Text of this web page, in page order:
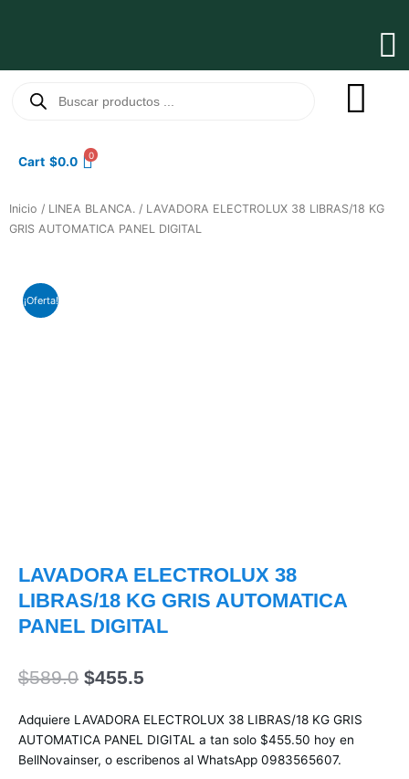
productos
Cart $0.0 0
Inicio / LINEA BLANCA. / LAVADORA ELECTROLUX 38 LIBRAS/18 KG
GRIS AUTOMATICA PANEL DIGITAL
¡Oferta!
LAVADORA ELECTROLUX 38
LIBRAS/18 KG GRIS AUTOMATICA
PANEL DIGITAL
$589.0 El
original
era:
$589.0.
$455.5
actual
es:
$455.5.
Adquiere LAVADORA ELECTROLUX 38 LIBRAS/18 KG GRIS
AUTOMATICA PANEL DIGITAL a tan solo $455.50 hoy en
BellNovainser, o escribenos al WhatsApp 0983565607.